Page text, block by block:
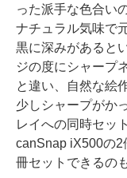
った派手な色合い
ナチュラル気味で
黒に深みがあると
ジの度にシャープ
と違い、自然な絵
少しシャープがか
レイへの同時セッ
canSnap iX500の2
冊セットできるの